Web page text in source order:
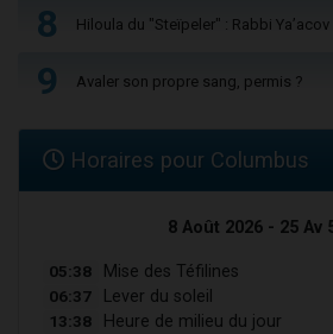
8 Hiloula du "Steïpeler" : Rabbi
9 Avaler son propre sang, permis ?
Horaires pour Columbus
8 Août 2026 - 25 Av
05:38 Mise des Téfilines
06:37 Lever du soleil
13:38 Heure de milieu du jour